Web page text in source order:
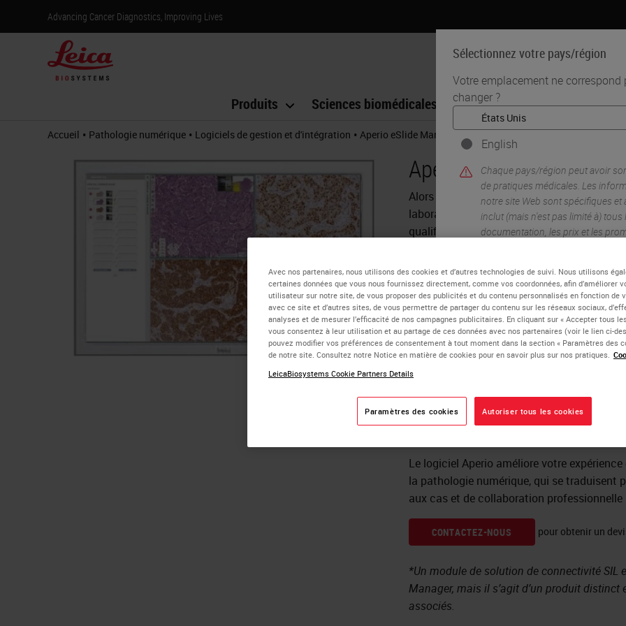
Advancing Cancer Diagnostics, Improving Lives
Sélectionnez votre pays/région
Votre emplacement ne
changer ?
English
Chaque pays/région peut avoir
de pratiques médicales. Les
notre site Web sont spécifiques
inclut (mais n'est pas limité à)
documentation, les prix et les
OUI
Produits Sciences biomédicales Formation Assistance
Accueil • Pathologie numérique • Logiciels de gestion et d'intégration • Aperio eSlide Manager avec WebViewer DX
Aperio eSlide Manager
Alors que le nombre de demandes
laboratoires est en constante
qualifiés n'évolue pas aussi rapidement.
évoluer au-delà des instruments optiques
avant vers votre avenir
Débutez votre parcours en pathologie
entière (WSI) de haute qualité obtenues à
et maintenez une qualité de précision
eSlide Manager avec l’interface du
les processus de pathologie numérique
laboratoire et les responsables
de haute qualité s’intègre directement
Le logiciel Aperio améliore votre
la pathologie numérique, qui se traduisent
aux cas et de collaboration professionnelle
CONTACTEZ-NOUS pour obtenir un
*Un module de solution de connectivité SIL
Manager, mais il s’agit d’un produit
associés.
Avec nos partenaires, nous utilisons des cookies et d’autres technologies de suivi. Nous utilisons
certaines données que vous nous fournissez directement, comme vos coordonnées, afin d’améliorer
utilisateur sur notre site, de vous proposer des publicités et du contenu personnalisés en fonction de
avec ce site et d’autres sites, de vous permettre de partager du contenu sur les réseaux sociaux,
analyses et de mesurer l’efficacité de nos campagnes publicitaires. En cliquant sur « Accepter tous
vous consentez à leur utilisation et au partage de ces données avec nos partenaires (voir le lien ci-
pouvez modifier vos préférences de consentement à tout moment dans la section « Paramètres des
de notre site. Consultez notre Notice en matière de cookies pour en savoir plus sur nos pratiques.
LeicaBiosystems Cookie Partners Details
Paramètres des cookies Autoriser tous les cookies